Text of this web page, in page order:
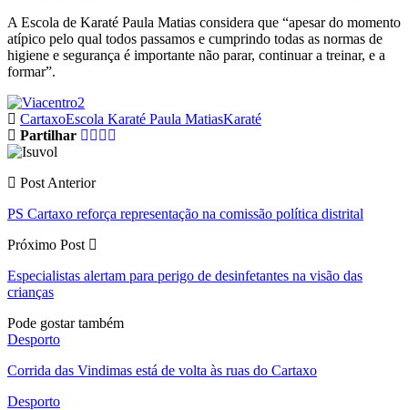
A Escola de Karaté Paula Matias considera que “apesar do momento
atípico pelo qual todos passamos e cumprindo todas as normas de
higiene e segurança é importante não parar, continuar a treinar, e a
formar”.
CartaxoEscola Karaté Paula MatiasKaraté
Partilhar
Post Anterior
PS Cartaxo reforça representação na comissão política distrital
Próximo Post
Especialistas alertam para perigo de desinfetantes na visão das
crianças
Pode gostar também
Desporto
Corrida das Vindimas está de volta às ruas do Cartaxo
Desporto